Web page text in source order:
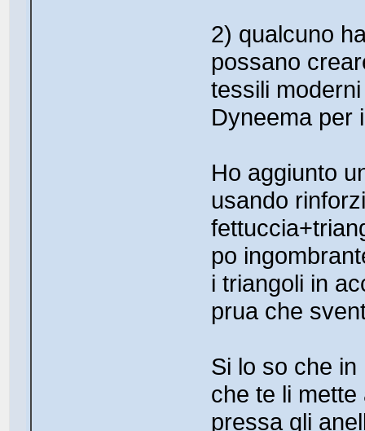
2) qualcuno
possano
tessili
Dyneema per
Ho aggiunto
usando
po
i triangoli in
prua che
Si lo so che
che te li
pressa gli